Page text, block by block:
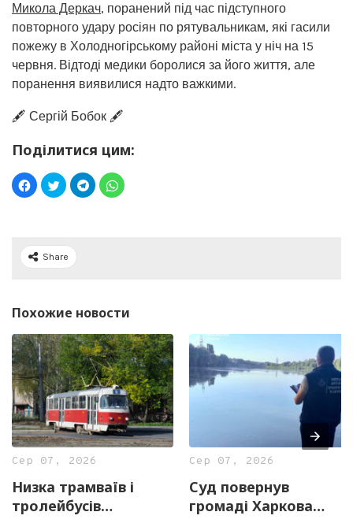
Микола Деркач, поранений під час підступного
повторного удару росіян по рятувальникам, які гасили
пожежу в Холодногірському районі міста у ніч на 15
червня. Відтоді медики боролися за його життя, але
поранення виявилися надто важкими.
🖋️ Сергій Бобок 🖋️
Поділитися цим:
Share
Похожие новости
Сер 07, 2026
Низка трамваїв і
тролейбусів
Сер 07, 2026
Суд повернув
громаді Харкова